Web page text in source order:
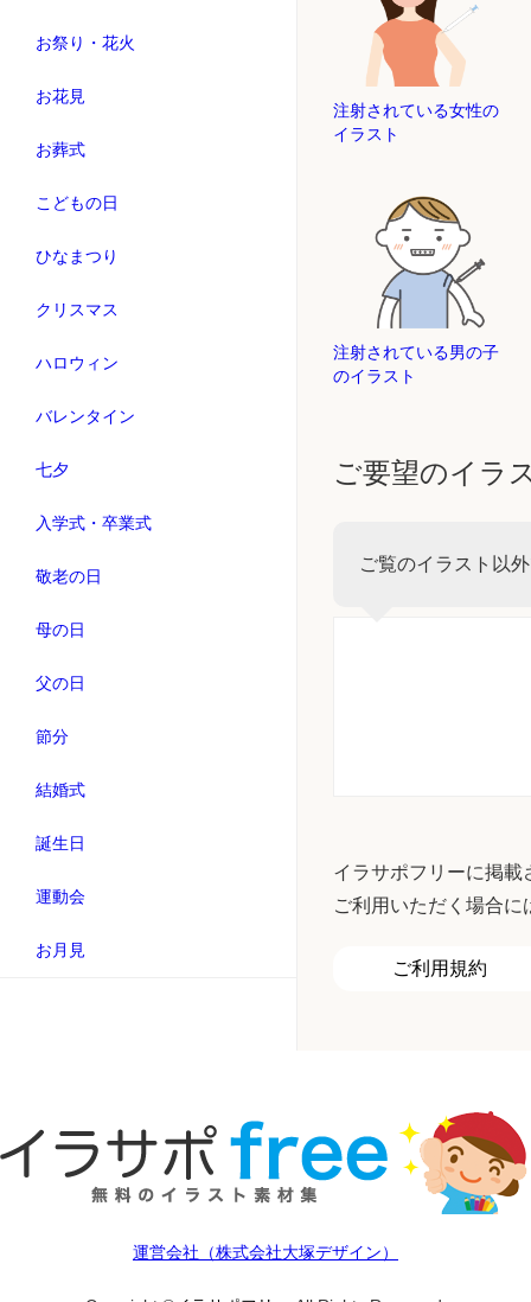
お祭り・花火
お花見
お葬式
こどもの日
ひなまつり
クリスマス
ハロウィン
バレンタイン
七夕
入学式・卒業式
敬老の日
母の日
父の日
節分
結婚式
誕生日
運動会
お月見
注射されている女性の
イラスト
注射されている男の子
のイラスト
ご要望のイラ
ご覧のイラスト以
イラサポフリーに掲
ご利用いただく場合に
ご利用規約
運営会社（株式会社大塚デザイン）